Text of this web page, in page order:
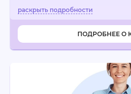
ПОДРОБНЕЕ О